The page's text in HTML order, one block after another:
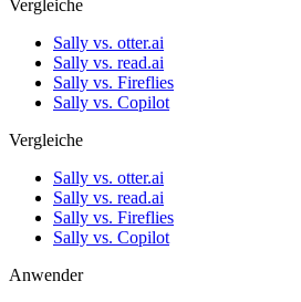
Vergleiche
Sally vs. otter.ai
Sally vs. read.ai
Sally vs. Fireflies
Sally vs. Copilot
Vergleiche
Sally vs. otter.ai
Sally vs. read.ai
Sally vs. Fireflies
Sally vs. Copilot
Anwender